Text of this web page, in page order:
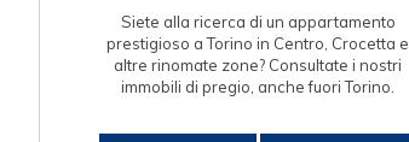
Siete alla ricerca di un appartamento
prestigioso a Torino in Centro, Crocetta e
altre rinomate zone? Consultate i nostri
immobili di pregio, anche fuori Torino.